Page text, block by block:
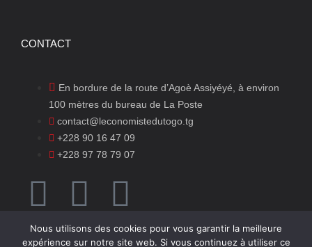
CONTACT
En bordure de la route d’Agoè Assiyéyé, à environ
100 mètres du bureau de La Poste
contact@leconomistedutogo.tg
+228 90 16 47 09
+228 97 78 79 07
Nous utilisons des cookies pour vous garantir la meilleure
expérience sur notre site web. Si vous continuez à utiliser ce